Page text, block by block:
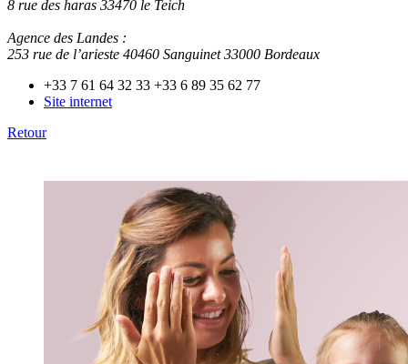
8 rue des haras 33470 le Teich
Agence des Landes :
253 rue de l’arieste 40460 Sanguinet 33000 Bordeaux
+33 7 61 64 32 33 +33 6 89 35 62 77
Site internet
Retour